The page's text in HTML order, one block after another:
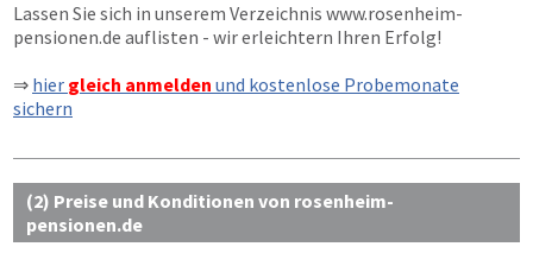
Lassen Sie sich in unserem Verzeichnis www.rosenheim-
pensionen.de auflisten - wir erleichtern Ihren Erfolg!
⇒ hier gleich anmelden und kostenlose Probemonate
sichern
(2) Preise und Konditionen von rosenheim-
pensionen.de